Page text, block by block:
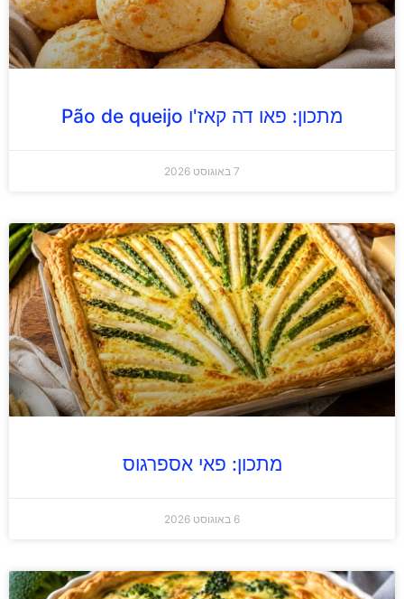
מתכון: פאו דה קאז'ו Pão de queijo
7 באוגוסט 2026
מתכון: פאי אספרגוס
6 באוגוסט 2026